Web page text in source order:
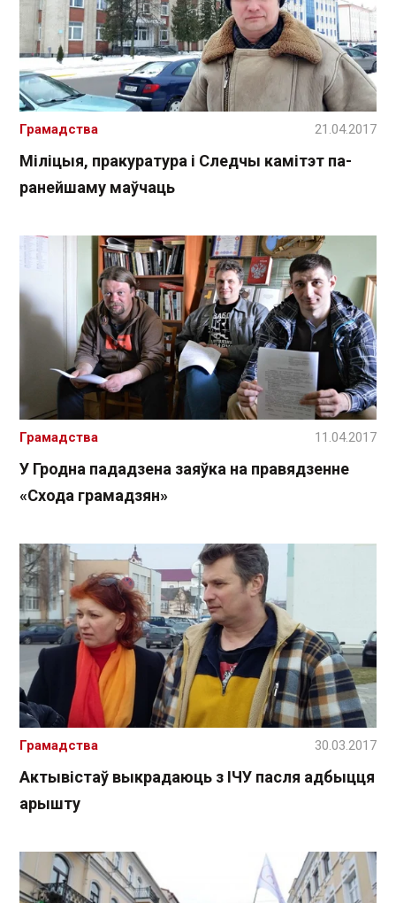
Міліцыя, пракуратура і Следчы камітэт па-
ранейшаму маўчаць
Грамадства 21.04.2017
У Гродна пададзена заяўка на правядзенне
«Схода грамадзян»
Грамадства 11.04.2017
Актывістаў выкрадаюць з ІЧУ пасля адбыцця
арышту
Грамадства 30.03.2017